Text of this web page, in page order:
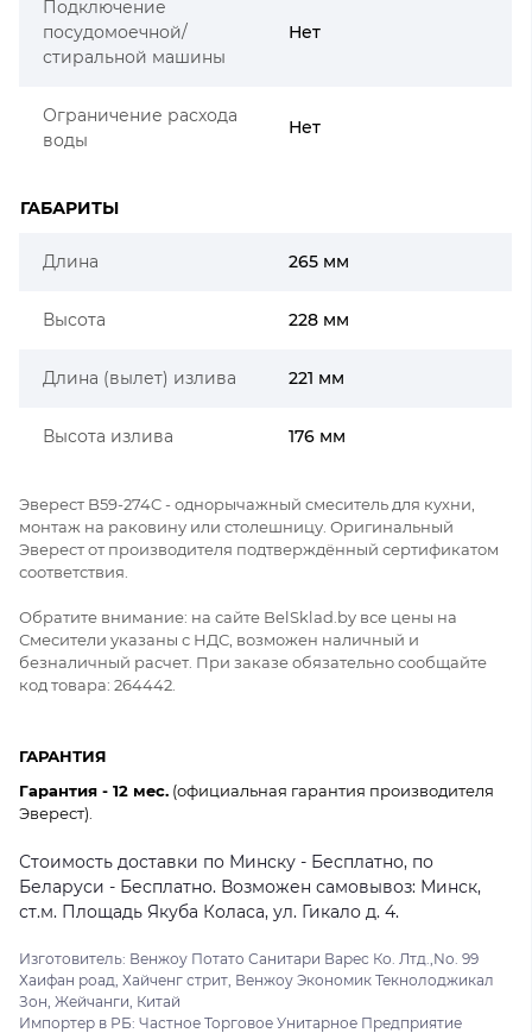
Подключение
посудомоечной/
стиральной машины
Нет
Ограничение расхода
воды
Нет
ГАБАРИТЫ
Длина 265 мм
Высота 228 мм
Длина (вылет) излива 221 мм
Высота излива 176 мм
Эверест B59-274C - однорычажный смеситель для кухни,
монтаж на раковину или столешницу. Оригинальный
Эверест от производителя подтверждённый сертификатом
соответствия.
Обратите внимание: на сайте BelSklad.by все цены на
Смесители указаны с НДС, возможен наличный и
безналичный расчет. При заказе обязательно сообщайте
код товара: 264442.
ГАРАНТИЯ
Гарантия - 12 мес. (официальная гарантия производителя
Эверест).
Стоимость доставки по Минску - Бесплатно, по
Беларуси - Бесплатно. Возможен самовывоз: Минск,
ст.м. Площадь Якуба Коласа, ул. Гикало д. 4.
Изготовитель: Венжоу Потато Санитари Варес Ко. Лтд.,No. 99
Хаифан роад, Хайченг стрит, Венжоу Экономик Текнолоджикал
Зон, Жейчанги, Китай
Импортер в РБ: Частное Торговое Унитарное Предприятие